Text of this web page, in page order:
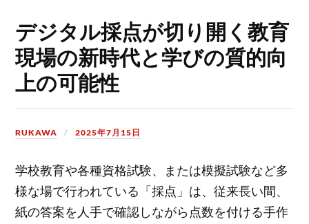
デジタル採点が切り開く教育
現場の新時代と学びの質的向
上の可能性
RUKAWA 2025年7月15日
学校教育や各種資格試験、または模擬試験など多
様な場で行われている「採点」は、従来長い間、
紙の答案を人手で確認しながら点数を付ける手作